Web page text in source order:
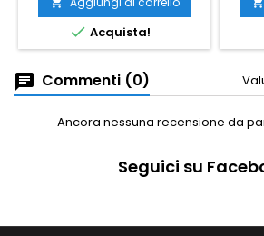
 Acquista!
Commenti (0)
Ancora nessuna recensione da
Seguici su